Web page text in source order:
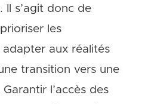
Il s’agit donc de
les
adapter aux réalités
transition vers une
l’accès des